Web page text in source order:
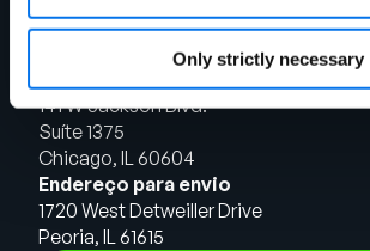
Only strictly necessary
141 W Jackson Blvd.
Suíte 1375
Chicago, IL 60604
Endereço para envio
1720 West Detweiller Drive
Peoria, IL 61615